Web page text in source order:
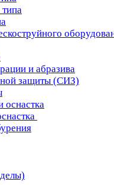
и абразива
защиты (СИЗ)